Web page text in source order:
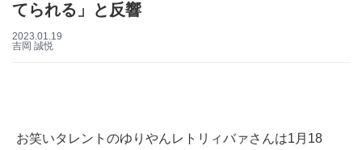
てられる」と反響
2023.01.19
吉岡 誠悦
お笑いタレントのゆりやんレトリィバァさんは1月18